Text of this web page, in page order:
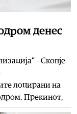
денес
– Скопје
лоцирани на
Прекинот,